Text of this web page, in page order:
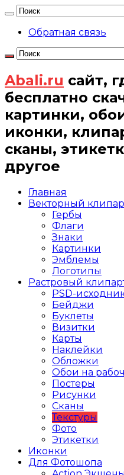
Обратная связь
Abali.ru сайт,
бесплатно
картинки,
иконки,
сканы,
другое
Главная
Векторный
Гербы
Флаги
Знаки
Картинки
Эмблемы
Логотипы
Растровый
PSD-
Бейджи
Буклеты
Визитки
Карты
Наклейки
Обложки
Обои на
Постеры
Рисунки
Сканы
Текстуры
Фото
Этикетки
Иконки
Для Фотошопа